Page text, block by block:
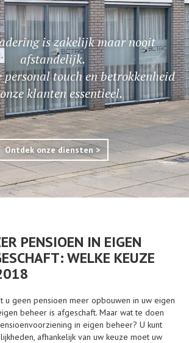
is zakelijk maar nooit
afstandelijk.
personal touch en betrokkenheid
klanten essentieel.
Ontdek onze diensten >
PENSIOEN IN EIGEN
WELKE KEUZE
u geen pensioen meer opbouwen in uw eigen
beheer is afgeschaft. Maar wat te doen
in eigen beheer? U kunt
afhankelijk van uw keuze moet uw